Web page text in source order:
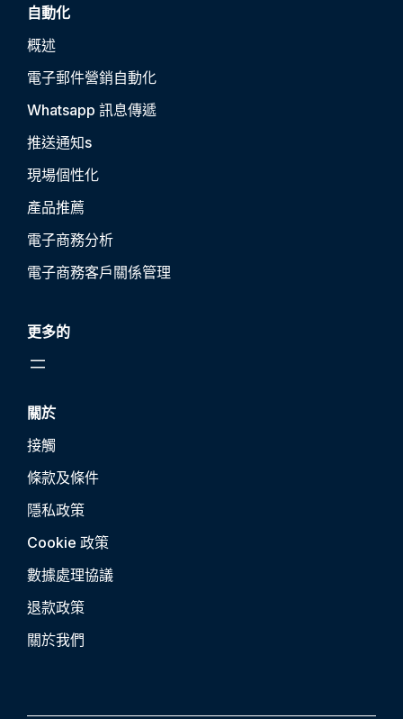
自動化
概述
電子郵件營銷自動化
Whatsapp 訊息傳遞
推送通知s
現場個性化
產品推薦
電子商務分析
電子商務客戶關係管理
更多的
關於
接觸
條款及條件
隱私政策
Cookie 政策
數據處理協議
退款政策
關於我們